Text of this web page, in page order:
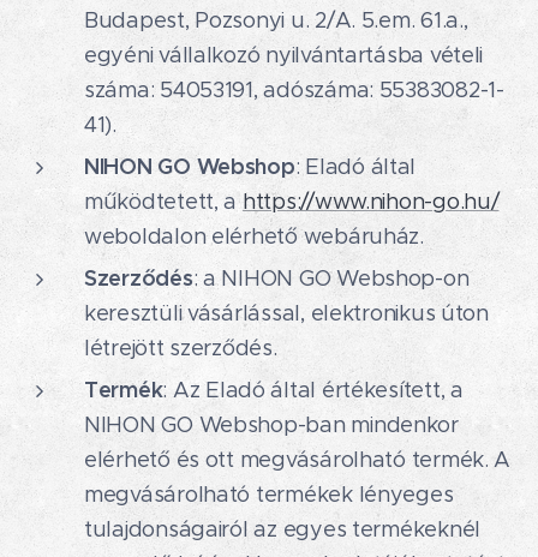
Budapest, Pozsonyi u. 2/A. 5.em. 61.a.,
egyéni vállalkozó nyilvántartásba vételi
száma: 54053191, adószáma: 55383082-1-
41).
NIHON GO Webshop: Eladó által
működtetett, ahttps://www.nihon-go.hu/
weboldalon elérhető webáruház.
Szerződés: a NIHON GO Webshop-on
keresztüli vásárlással, elektronikus úton
létrejött szerződés.
Termék: Az Eladó által értékesített, a
NIHON GO Webshop-ban mindenkor
elérhető és ott megvásárolható termék. A
megvásárolható termékek lényeges
tulajdonságairól az egyes termékeknél